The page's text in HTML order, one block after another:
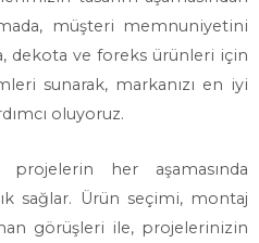
müşteri memnuniyetini
dekota ve foreks ürünleri için
sunarak, markanızı en iyi
oluyoruz.
her aşamasında
sağlar. Ürün seçimi, montaj
görüşleri ile, projelerinizin